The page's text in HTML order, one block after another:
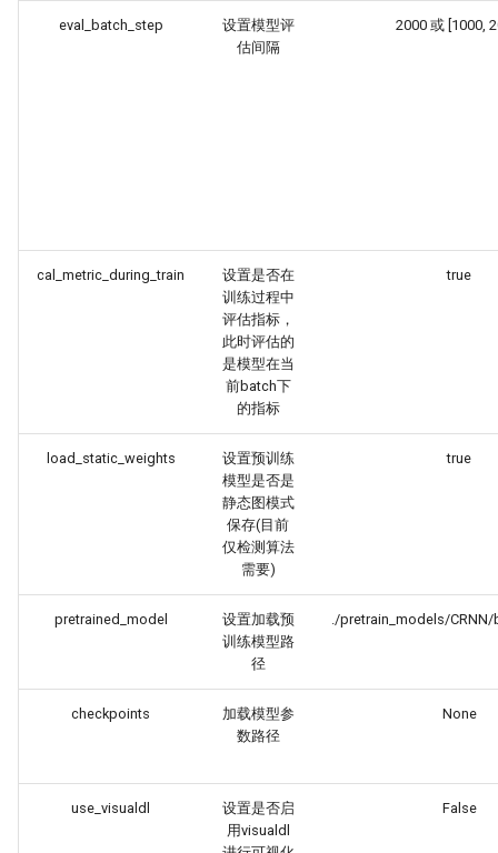
eval_batch_step
设置模型评
估间隔
2000 或 [1000,
cal_metric_during_train
设置是否在
训练过程中
评估指标，
此时评估的
是模型在当
前batch下
的指标
true
load_static_weights
设置预训练
模型是否是
静态图模式
保存(目前
仅检测算法
需要)
true
pretrained_model
设置加载预
训练模型路
径
./pretrain_models/
checkpoints
加载模型参
数路径
None
use_visualdl
设置是否启
用visualdl
False